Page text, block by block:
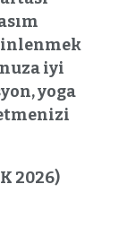
iyi
yoga
2026)